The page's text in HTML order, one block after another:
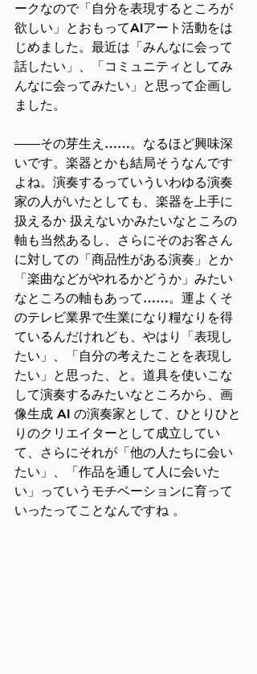
ークなので「自分を表現するところが
欲しい」とおもってAIアート活動をは
じめました。最近は「みんなに会って
話したい」、「コミュニティとしてみ
んなに会ってみたい」と思って企画し
ました。
――その芽生え……。なるほど興味深
いです。楽器とかも結局そうなんです
よね。演奏するっていういわゆる演奏
家の人がいたとしても、楽器を上手に
扱えるか 扱えないかみたいなところの
軸も当然あるし、さらにそのお客さん
に対しての「商品性がある演奏」とか
「楽曲などがやれるかどうか」みたい
なところの軸もあって……。運よくそ
のテレビ業界で生業になり糧なりを得
ているんだけれども、やはり「表現し
たい」、「自分の考えたことを表現し
たい」と思った、と。道具を使いこな
して演奏するみたいなところから、画
像生成 AI の演奏家として、ひとりひと
りのクリエイターとして成立してい
て、さらにそれが「他の人たちに会い
たい」、「作品を通して人に会いた
い」っていうモチベーションに育って
いったってことなんですね 。